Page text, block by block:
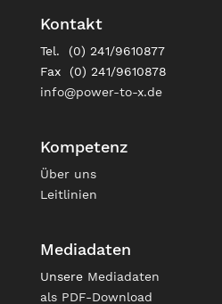
Kontakt
Tel. (0) 241/9610877
Fax (0) 241/9610878
info@power-to-x.de
Kompetenz
Über uns
Leitlinien
Mediadaten
Unsere Mediadaten
als PDF-Download